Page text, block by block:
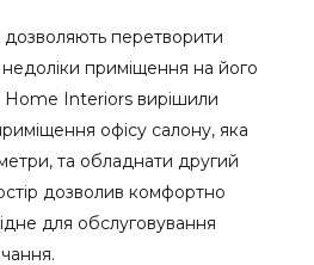
дозволяють перетворити
недоліки приміщення на його
Home Interiors вирішили
офісу салону, яка
та обладнати другий
дозволив комфортно
для обслуговування